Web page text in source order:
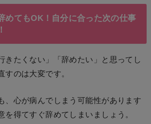
めてもOK！自分に合った次の仕事
きたくない」「辞めたい」と思ってし
すのは大変です。
、心が病んでしまう可能性があります
を得てすぐ辞めてしまいましょう。